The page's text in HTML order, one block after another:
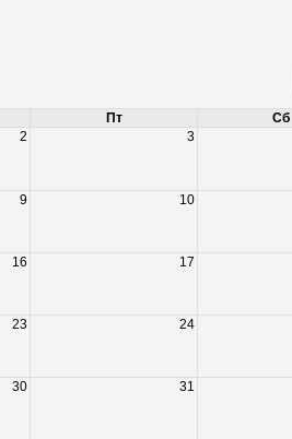
Пт Сб
2 3
9 10
16 17
23 24
30 31